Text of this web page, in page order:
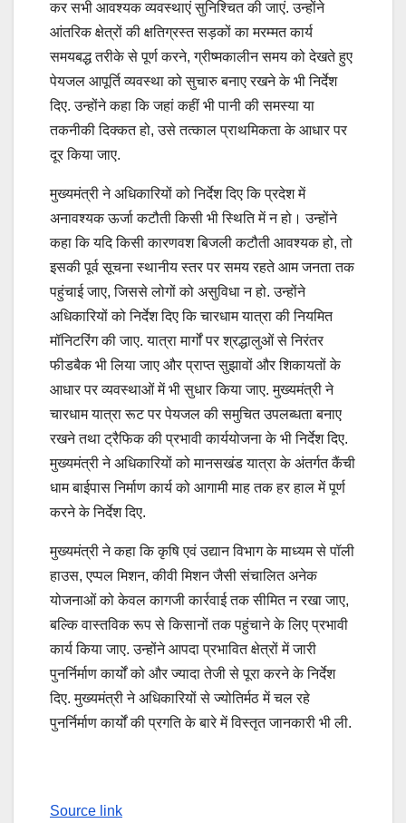
कर सभी आवश्यक व्यवस्थाएं सुनिश्चित की जाएं. उन्होंने
आंतरिक क्षेत्रों की क्षतिग्रस्त सड़कों का मरम्मत कार्य
समयबद्ध तरीके से पूर्ण करने, ग्रीष्मकालीन समय को देखते हुए
पेयजल आपूर्ति व्यवस्था को सुचारु बनाए रखने के भी निर्देश
दिए. उन्होंने कहा कि जहां कहीं भी पानी की समस्या या
तकनीकी दिक्कत हो, उसे तत्काल प्राथमिकता के आधार पर
दूर किया जाए.
मुख्यमंत्री ने अधिकारियों को निर्देश दिए कि प्रदेश में
अनावश्यक ऊर्जा कटौती किसी भी स्थिति में न हो। उन्होंने
कहा कि यदि किसी कारणवश बिजली कटौती आवश्यक हो, तो
इसकी पूर्व सूचना स्थानीय स्तर पर समय रहते आम जनता तक
पहुंचाई जाए, जिससे लोगों को असुविधा न हो. उन्होंने
अधिकारियों को निर्देश दिए कि चारधाम यात्रा की नियमित
मॉनिटरिंग की जाए. यात्रा मार्गों पर श्रद्धालुओं से निरंतर
फीडबैक भी लिया जाए और प्राप्त सुझावों और शिकायतों के
आधार पर व्यवस्थाओं में भी सुधार किया जाए. मुख्यमंत्री ने
चारधाम यात्रा रूट पर पेयजल की समुचित उपलब्धता बनाए
रखने तथा ट्रैफिक की प्रभावी कार्ययोजना के भी निर्देश दिए.
मुख्यमंत्री ने अधिकारियों को मानसखंड यात्रा के अंतर्गत कैंची
धाम बाईपास निर्माण कार्य को आगामी माह तक हर हाल में पूर्ण
करने के निर्देश दिए.
मुख्यमंत्री ने कहा कि कृषि एवं उद्यान विभाग के माध्यम से पॉली
हाउस, एप्पल मिशन, कीवी मिशन जैसी संचालित अनेक
योजनाओं को केवल कागजी कार्रवाई तक सीमित न रखा जाए,
बल्कि वास्तविक रूप से किसानों तक पहुंचाने के लिए प्रभावी
कार्य किया जाए. उन्होंने आपदा प्रभावित क्षेत्रों में जारी
पुनर्निर्माण कार्यों को और ज्यादा तेजी से पूरा करने के निर्देश
दिए. मुख्यमंत्री ने अधिकारियों से ज्योतिर्मठ में चल रहे
पुनर्निर्माण कार्यों की प्रगति के बारे में विस्तृत जानकारी भी ली.
Source link